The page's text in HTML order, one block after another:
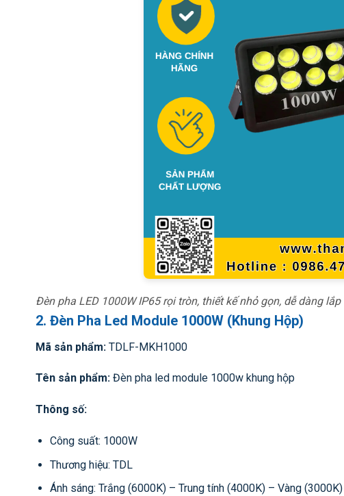
Đèn pha LED 1000W IP65 rọi tròn, thiết kế nhỏ gọn, dễ dàng lắp
2. Đèn Pha Led Module 1000W (Khung Hộp)
Mã sản phẩm: TDLF-MKH1000
Tên sản phẩm: Đèn pha led module 1000w khung hộp
Thông số:
Công suất: 1000W
Thương hiệu: TDL
Ánh sáng: Trắng (6000K) – Trung tính (4000K) – Vàng (3000K)